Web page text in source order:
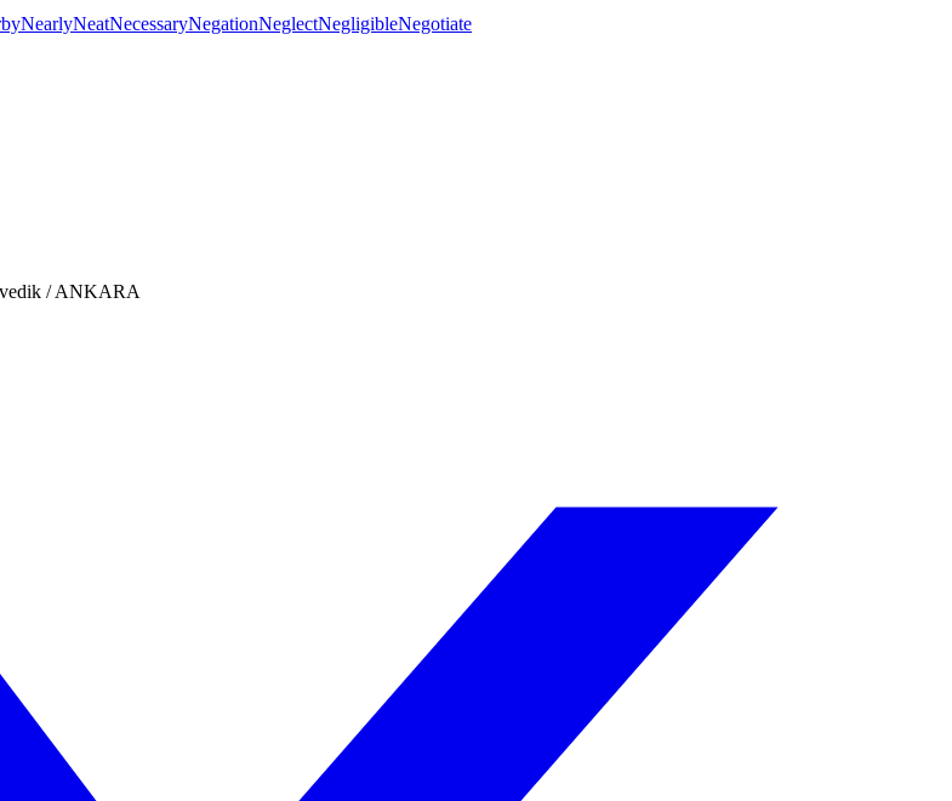
NearlyNeatNecessaryNegationNeglectNegligibleNegotiate
/ ANKARA